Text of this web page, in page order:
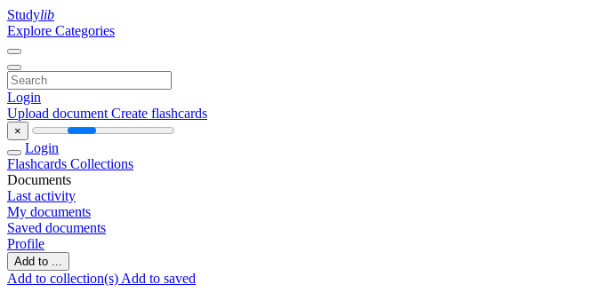
Studylib
Explore Categories
Login
Upload document Create flashcards
×
Login
Flashcards Collections
Documents
Last activity
My documents
Saved documents
Profile
Add to ...
Add to collection(s) Add to saved